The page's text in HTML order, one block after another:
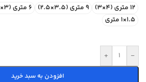
12 متری (4×3) 9 متری (3.5×2.5) 6 متری (3×2)
1.5×1 متری
-
+
افزودن به سبد خرید